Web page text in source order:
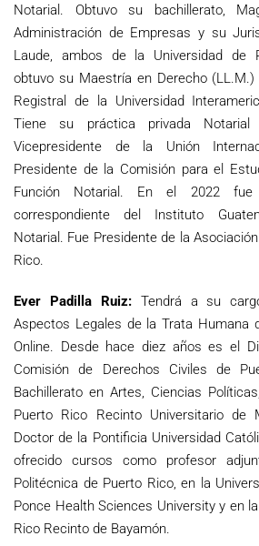
Notarial. Obtuvo su bachillerato,
Administración de Empresas y su
Laude, ambos de la Universidad de
obtuvo su Maestría en Derecho
Registral de la Universidad
Tiene su práctica privada
Vicepresidente de la Unión
Presidente de la Comisión para el
Función Notarial. En el 2022 fue
correspondiente del Instituto
Notarial. Fue Presidente de la
Rico.
Ever Padilla Ruiz:Tendrá a su
Aspectos Legales de la Trata Humana
Online. Desde hace diez años es el
Comisión de Derechos Civiles de
Bachillerato en Artes, Ciencias
Puerto Rico Recinto Universitario de
Doctor de la Pontificia Universidad
ofrecido cursos como profesor
Politécnica de Puerto Rico, en la
Ponce Health Sciences University y en
Rico Recinto de Bayamón.